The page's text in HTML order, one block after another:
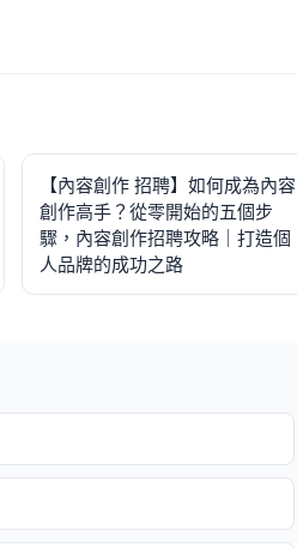
【內容創作 招聘】如何成為內容
創作高手？從零開始的五個步
驟，內容創作招聘攻略｜打造個
人品牌的成功之路